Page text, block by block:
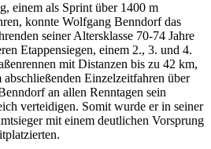
einem als Sprint über 1400 m
konnte Wolfgang Benndorf das
seiner Altersklasse 70-74 Jahre
Etappensiegen, einem 2., 3. und 4.
mit Distanzen bis zu 42 km,
Einzelzeitfahren über
an allen Renntagen sein
verteidigen. Somit wurde er in seiner
mit einem deutlichen Vorsprung